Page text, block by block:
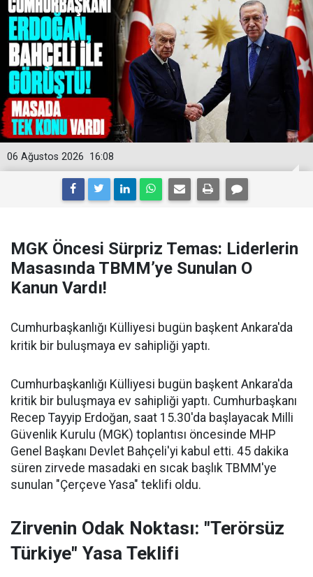
16:08
06 Ağustos 2026
MGK Öncesi Sürpriz Temas: Liderlerin
Masasında TBMM’ye Sunulan O
Kanun Vardı!
Cumhurbaşkanlığı Külliyesi bugün başkent Ankara'da
kritik bir buluşmaya ev sahipliği yaptı.
Cumhurbaşkanlığı Külliyesi bugün başkent Ankara'da
kritik bir buluşmaya ev sahipliği yaptı. Cumhurbaşkanı
Recep Tayyip Erdoğan, saat 15.30'da başlayacak Milli
Güvenlik Kurulu (MGK) toplantısı öncesinde MHP
Genel Başkanı Devlet Bahçeli'yi kabul etti. 45 dakika
süren zirvede masadaki en sıcak başlık TBMM'ye
sunulan "Çerçeve Yasa" teklifi oldu.
Zirvenin Odak Noktası: "Terörsüz
Türkiye" Yasa Teklifi